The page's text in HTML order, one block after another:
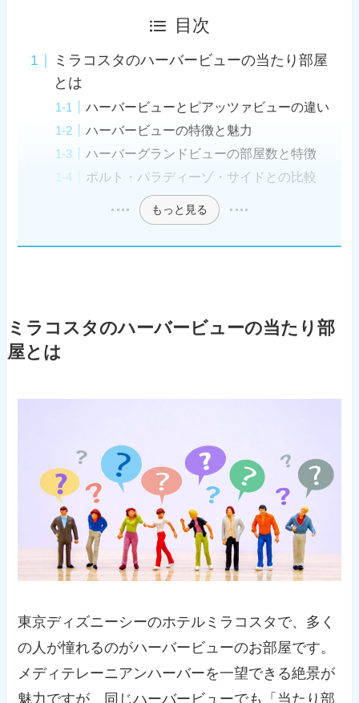
目次
ミラコスタのハーバービューの当たり部屋
とは
ハーバービューとピアッツァビューの違い
ハーバービューの特徴と魅力
ハーバーグランドビューの部屋数と特徴
ポルト・パラディーゾ・サイドとの比較
もっと見る
ミラコスタのハーバービューの当たり部
屋とは
東京ディズニーシーのホテルミラコスタで、多く
の人が憧れるのがハーバービューのお部屋です。
メディテレーニアンハーバーを一望できる絶景が
魅力ですが、同じハーバービューでも「当たり部